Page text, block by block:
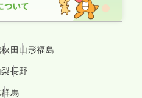
秋田山形福島
長野
群馬